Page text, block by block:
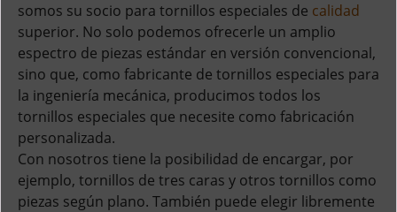
somos su socio para tornillos especiales de calidad
superior. No solo podemos ofrecerle un amplio
espectro de piezas estándar en versión convencional,
sino que, como fabricante de tornillos especiales para
la ingeniería mecánica, producimos todos los
tornillos especiales que necesite como fabricación
personalizada.
Con nosotros tiene la posibilidad de encargar, por
ejemplo, tornillos de tres caras y otros tornillos como
piezas según plano. También puede elegir libremente